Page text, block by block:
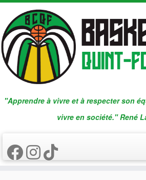
Passer
contenu
"Apprendre à vivre et à respecter son
vivre en société." René